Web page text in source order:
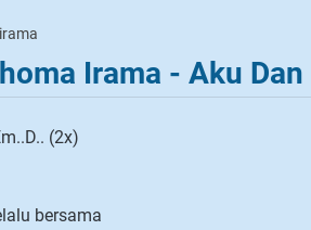
Irama - Aku Dan
(2x)
bersama